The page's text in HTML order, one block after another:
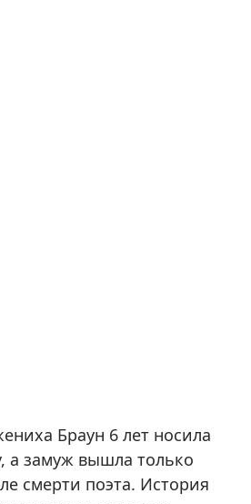
Браун 6 лет носила
а замуж вышла только
смерти поэта. История